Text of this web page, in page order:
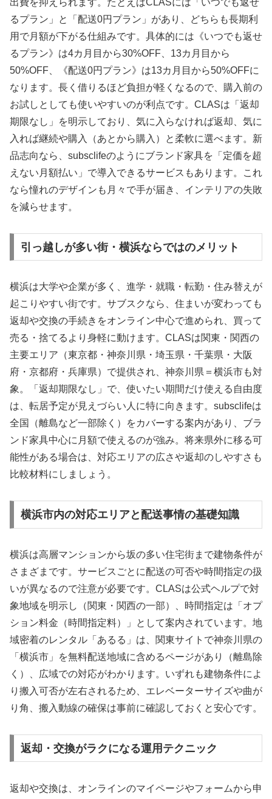
出費を抑えられます。たとえばCLASには「いつでも返せ
るプラン」と「配送0円プラン」があり、どちらも長期利
用で月額が下がる仕組みです。具体的には《いつでも返せ
るプラン》は4カ月目から30%OFF、13カ月目から
50%OFF、《配送0円プラン》は13カ月目から50%OFFに
なります。長く借りるほど負担が軽くなるので、購入前の
お試しとしても使いやすいのが利点です。CLASは「返却
期限なし」を明示しており、気に入らなければ返却、気に
入れば継続や購入（あとから購入）と柔軟に選べます。新
品志向なら、subsclifeのようにブランド家具を「定価を超
えない月額払い」で導入できるサービスもあります。これ
なら憧れのデザインも月々で手が届き、インテリアの失敗
を減らせます。
引っ越しが多い街・横浜ならではのメリット
横浜は大学や企業が多く、進学・就職・転勤・住み替えが
起こりやすい街です。サブスクなら、住まいが変わっても
返却や交換の手続きをオンライン中心で進められ、買って
売る・捨てるより身軽に動けます。CLASは関東・関西の
主要エリア（東京都・神奈川県・埼玉県・千葉県・大阪
府・京都府・兵庫県）で提供され、神奈川県＝横浜市も対
象。「返却期限なし」で、使いたい期間だけ使える自由度
は、転居予定が見えづらい人に特に向きます。subsclifeは
全国（離島など一部除く）をカバーする案内があり、ブラ
ンド家具中心に月額で使えるのが強み。将来県外に移る可
能性がある場合は、対応エリアの広さや返却のしやすさも
比較材料にしましょう。
横浜市内の対応エリアと配送事情の基礎知識
横浜は高層マンションから坂の多い住宅街まで建物条件が
さまざまです。サービスごとに配送の可否や時間指定の扱
いが異なるので注意が必要です。CLASは公式ヘルプで対
象地域を明示し（関東・関西の一部）、時間指定は「オプ
ション料金（時間指定料）」として案内されています。地
域密着のレンタル「あるる」は、関東サイトで神奈川県の
「横浜市」を無料配送地域に含めるページがあり（離島除
く）、広域での対応がわかります。いずれも建物条件によ
り搬入可否が左右されるため、エレベーターサイズや曲が
り角、搬入動線の確保は事前に確認しておくと安心です。
返却・交換がラクになる運用テクニック
返却や交換は、オンラインのマイページやフォームから申